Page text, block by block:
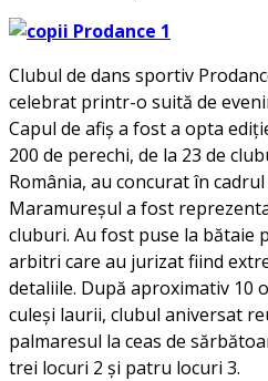
Clubul de dans sportiv
celebrat printr-o suită de
Capul de afiş a fost a opta
200 de perechi, de la 23 de
România, au concurat în
Maramureşul a fost
cluburi. Au fost puse la bătaie
arbitri care au jurizat fiind
detaliile. După aproximativ 10
culeşi laurii, clubul aniversat
palmaresul la ceas de
trei locuri 2 şi patru locuri 3.